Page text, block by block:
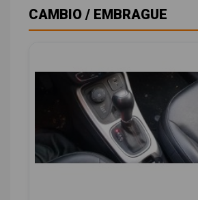
CAMBIO / EMBRAGUE